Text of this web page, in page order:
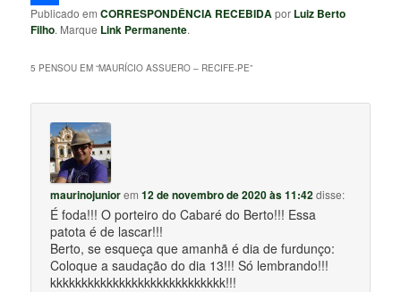
Share
Publicado emCORRESPONDÊNCIA RECEBIDApor Luiz Berto
Filho. Marque Link Permanente.
5 PENSOU EM “MAURÍCIO ASSUERO – RECIFE-PE”
maurinojuniorem12 de novembro de 2020 às 11:42disse:
É foda!!! O porteiro do Cabaré do Berto!!! Essa
patota é de lascar!!!
Berto, se esqueça que amanhã é dia de furdunço:
Coloque a saudação do dia 13!!! Só lembrando!!!
kkkkkkkkkkkkkkkkkkkkkkkkkkkk!!!